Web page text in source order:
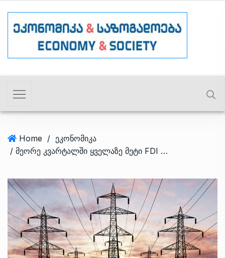
Home / ეკონომიკა
/ მეორე კვარტალში ყველაზე მეტი FDI ენერგეტიკაში ჩაიდო – სექტორების რეიტინგი